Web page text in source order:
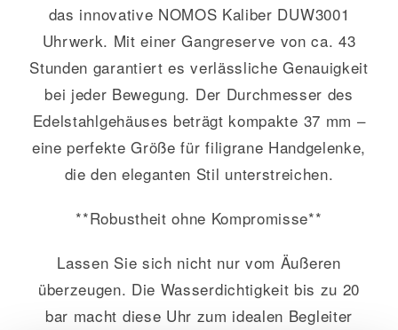
das innovative NOMOS Kaliber DUW3001
Uhrwerk. Mit einer Gangreserve von ca. 43
Stunden garantiert es verlässliche Genauigkeit
bei jeder Bewegung. Der Durchmesser des
Edelstahlgehäuses beträgt kompakte 37 mm –
eine perfekte Größe für filigrane Handgelenke,
die den eleganten Stil unterstreichen.
**Robustheit ohne Kompromisse**
Lassen Sie sich nicht nur vom Äußeren
überzeugen. Die Wasserdichtigkeit bis zu 20
bar macht diese Uhr zum idealen Begleiter